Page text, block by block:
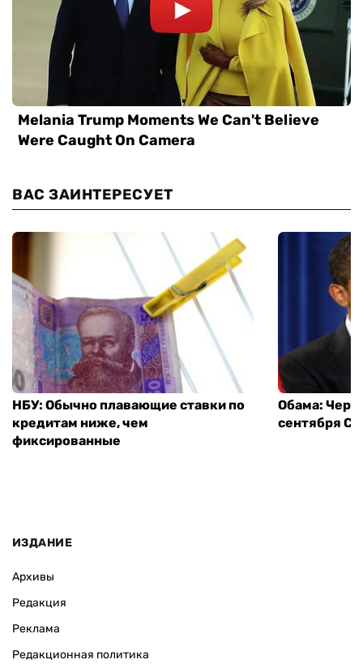
ВАС ЗАИНТЕРЕСУЕТ
НБУ: Обычно плавающие ставки по
кредитам ниже, чем
фиксированные
Обама:
сентября
ИЗДАНИЕ
Архивы
Редакция
Реклама
Редакционная политика